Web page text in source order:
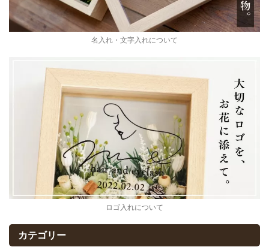
名入れ・文字入れについて
ロゴ入れについて
カテゴリー